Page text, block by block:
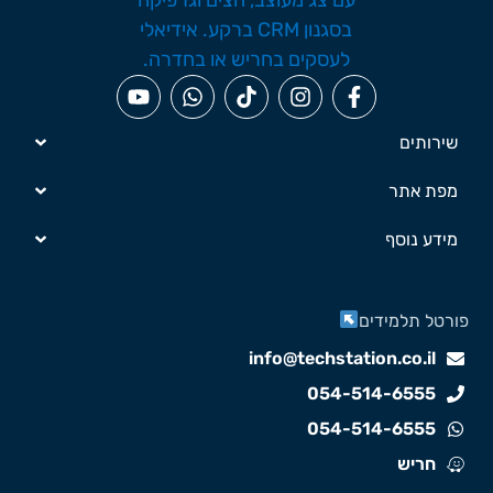
שירותים
מפת אתר
מידע נוסף
info@techstation.co.il
054-514-6555
054-514-6555
חריש
תלמידים